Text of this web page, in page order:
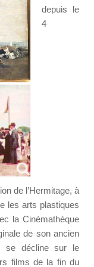
depuis le
4
de l’Hermitage, à
les arts plastiques
la Cinémathèque
de son ancien
se décline sur le
films de la fin du